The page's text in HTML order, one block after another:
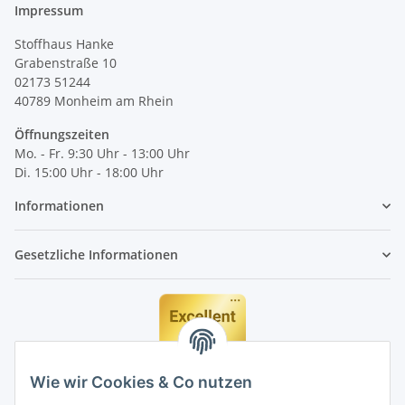
Wie wir Cookies & Co nutzen
Impressum
Stoffhaus Hanke
Grabenstraße 10
02173 51244
40789 Monheim am Rhein
Öffnungszeiten
Mo. - Fr. 9:30 Uhr - 13:00 Uhr
Di. 15:00 Uhr - 18:00 Uhr
Informationen
Gesetzliche Informationen